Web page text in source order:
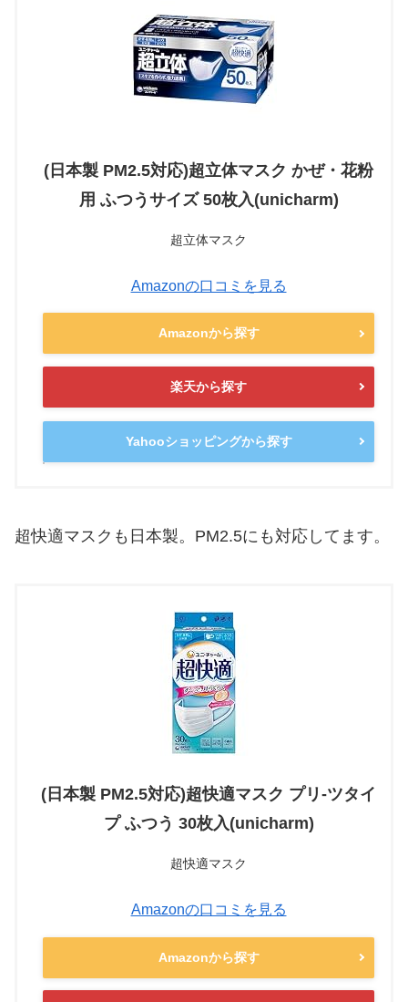
(日本製 PM2.5対応)超立体マスク かぜ・花粉
用 ふつうサイズ 50枚入(unicharm)
超立体マスク
Amazonの口コミを見る
Amazonから探す
楽天から探す
Yahooショッピングから探す
超快適マスクも日本製。PM2.5にも対応してます。
(日本製 PM2.5対応)超快適マスク プリ-ツタイ
プ ふつう 30枚入(unicharm)
超快適マスク
Amazonの口コミを見る
Amazonから探す